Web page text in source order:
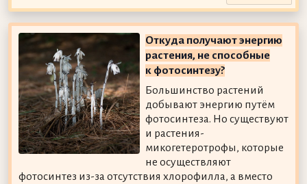
Откуда получают энергию
растения, не способные
к фотосинтезу?
Большинство растений
добывают энергию путём
фотосинтеза. Но существуют
и растения-
микогетеротрофы, которые
не осуществляют
фотосинтез из-за отсутствия хлорофилла, а вместо